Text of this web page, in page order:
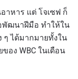
าหาร แต่ โจเซฟ ก็
พัฒนาฝีมือ ทำให้ใน
ๆ ได้มากมายทั้งใน
อง WBC ในเดือน
ในสนาม